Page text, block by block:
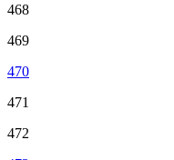
468
469
470
471
472